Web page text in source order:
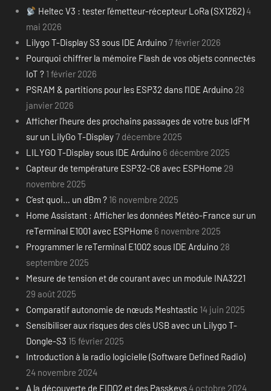
Heltec V3 : tester l’émetteur-récepteur LoRa (SX1262)4
mai 2026
Lilygo T-Display S3 sous IDE Arduino7 février 2026
Pourquoi chiffrer la mémoire Flash de vos objets connectés
IoT ? 1 février 2026
PSRAM & partitions pour les ESP32 dans l’IDE Arduino 28
janvier 2026
Afficher l’heure des prochains passages de votre bus IdFM
sur un LilyGo T-Display7 décembre 2025
LILYGO T-Display sous IDE Arduino 6 décembre 2025
Capteur de température ESP32-C6 avec ESPHome 29
novembre 2025
C’est quoi… un dBm ? 16 novembre 2025
Home Assistant : Afficher les données Météo-France sur un
reTerminal E1001 avec ESPHome 6 novembre 2025
Programmer le reTerminal E1002 sous IDE Arduino 28
septembre 2025
Mesure de tension et de courant avec un module INA3221
29 août 2025
Comparatif autonomie de nœuds Meshtastic 14 juin 2025
Sensibiliser aux risques des clés USB avec un Lilygo T-
Dongle-S3 15 février 2025
Introduction à la radio logicielle (Software Defined Radio)
24 novembre 2024
A la découverte de FIDO2 et des Passkeys4 octobre 2024